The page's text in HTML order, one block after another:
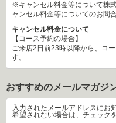
※キャンセル料金等について株
ャンセル料金等についてのお問
キャンセル料金について
【コース予約の場合】
ご来店2日前23時以降から、コ
す。
おすすめのメールマガジ
入力されたメールアドレスにお
希望されない場合は、チェック